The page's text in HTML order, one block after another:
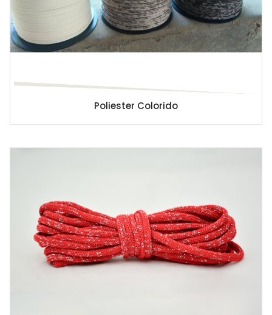
Poliester Colorido